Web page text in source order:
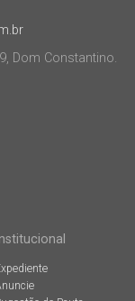
Dom Constantino.
Institucional